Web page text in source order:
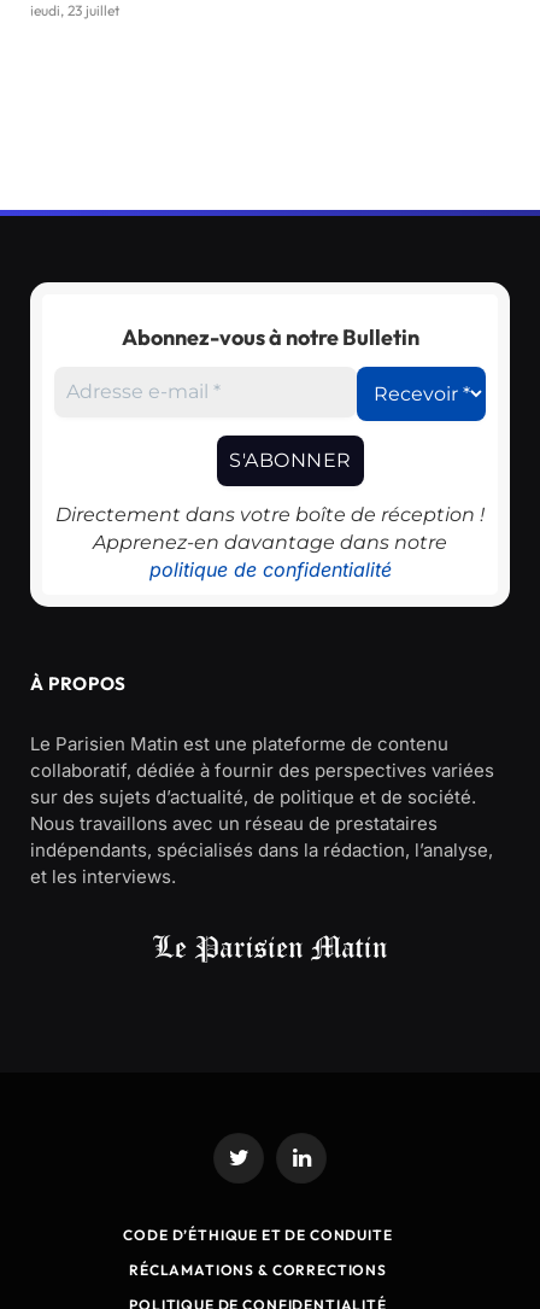
jeudi, 23 juillet
Abonnez-vous à notre Bulletin
Directement dans votre boîte de réception !
Apprenez-en davantage dans notre
politique de confidentialité
À PROPOS
Le Parisien Matin est une plateforme de contenu
collaboratif, dédiée à fournir des perspectives variées
sur des sujets d’actualité, de politique et de société.
Nous travaillons avec un réseau de prestataires
indépendants, spécialisés dans la rédaction, l’analyse,
et les interviews.
Twitter LinkedIn
CODE D’ÉTHIQUE ET DE CONDUITE
RÉCLAMATIONS & CORRECTIONS
POLITIQUE DE CONFIDENTIALITÉ